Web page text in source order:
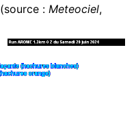
(source : Meteociel,